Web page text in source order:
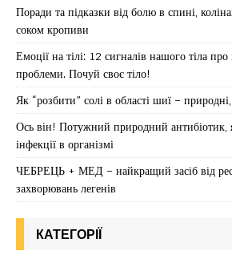
Поради та підказки від болю в спині,
соком кропиви
Емоції на тілі: 12 сигналів нашого тіла
проблеми. Почуй своє тіло!
Як “розбити” солі в області шиї –
Ось він! Потужний природний антибіотик,
інфекції в організмі
ЧЕБРЕЦЬ + МЕД – найкращий засіб від
захворювань легенів
КАТЕГОРІЇ